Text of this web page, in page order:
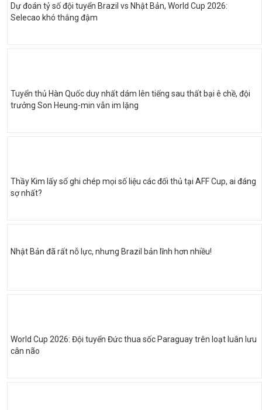
Dự đoán tỷ số đội tuyển Brazil vs Nhật Bản, World Cup 2026:
Selecao khó thắng đậm
Tuyển thủ Hàn Quốc duy nhất dám lên tiếng sau thất bại ê chề, đội
trưởng Son Heung-min vẫn im lặng
Thầy Kim lấy sổ ghi chép mọi số liệu các đối thủ tại AFF Cup, ai đáng
sợ nhất?
Nhật Bản đã rất nỗ lực, nhưng Brazil bản lĩnh hơn nhiều!
World Cup 2026: Đội tuyển Đức thua sốc Paraguay trên loạt luân lưu
cân não